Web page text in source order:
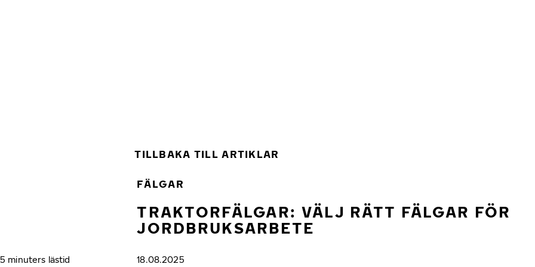
TILLBAKA TILL ARTIKLAR
FÄLGAR
TRAKTORFÄLGAR: VÄLJ RÄTT FÄLGAR FÖR
JORDBRUKSARBETE
5 minuters lästid 18.08.2025